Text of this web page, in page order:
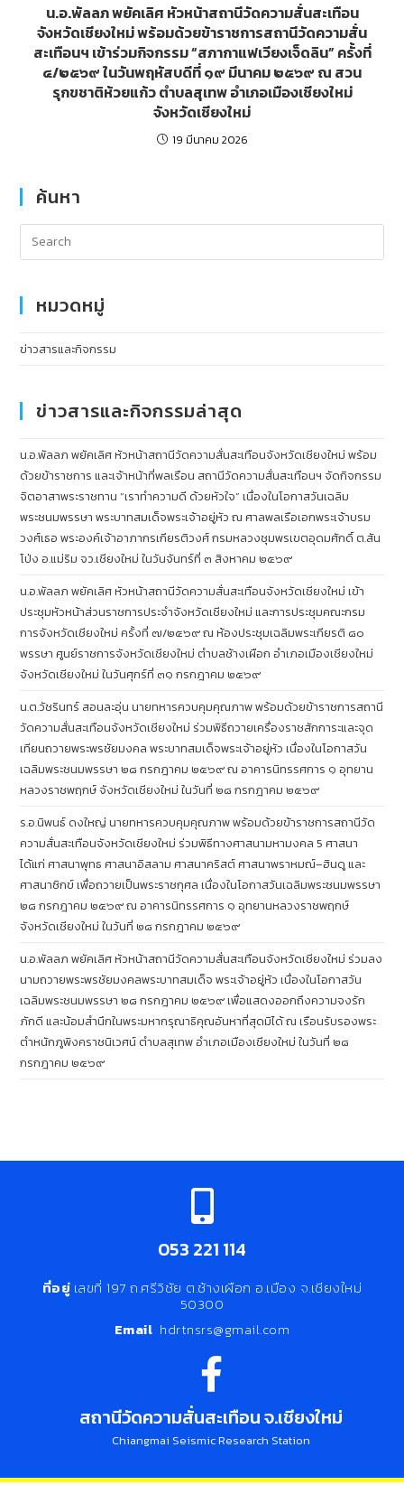
น.อ.พัลลภ พยัคเลิศ หัวหน้าสถานีวัดความสั่นสะเทือน
จังหวัดเชียงใหม่ พร้อมด้วยข้าราชการสถานีวัดความสั่น
สะเทือนฯ เข้าร่วมกิจกรรม “สภากาแฟเวียงเจ็ดลิน” ครั้งที่
๔/๒๕๖๙ ในวันพฤหัสบดีที่ ๑๙ มีนาคม ๒๕๖๙ ณ สวน
รุกขชาติห้วยแก้ว ตำบลสุเทพ อำเภอเมืองเชียงใหม่
จังหวัดเชียงใหม่
19 มีนาคม 2026
ค้นหา
หมวดหมู่
ข่าวสารและกิจกรรม
ข่าวสารและกิจกรรมล่าสุด
น.อ.พัลลภ พยัคเลิศ หัวหน้าสถานีวัดความสั่นสะเทือนจังหวัดเชียงใหม่ พร้อม
ด้วยข้าราชการ และเจ้าหน้าที่พลเรือน สถานีวัดความสั่นสะเทือนฯ จัดกิจกรรม
จิตอาสาพระราชทาน “เราทำความดี ด้วยหัวใจ” เนื่องในโอกาสวันเฉลิม
พระชนมพรรษา พระบาทสมเด็จพระเจ้าอยู่หัว ณ ศาลพลเรือเอกพระเจ้าบรม
วงศ์เธอ พระองค์เจ้าอาภากรเกียรติวงศ์ กรมหลวงชุมพรเขตอุดมศักดิ์ ต.สัน
โป่ง อ.แม่ริม จว.เชียงใหม่ ในวันจันทร์ที่ ๓ สิงหาคม ๒๕๖๙
น.อ.พัลลภ พยัคเลิศ หัวหน้าสถานีวัดความสั่นสะเทือนจังหวัดเชียงใหม่ เข้า
ประชุมหัวหน้าส่วนราชการประจำจังหวัดเชียงใหม่ และการประชุมคณะกรม
การจังหวัดเชียงใหม่ ครั้งที่ ๗/๒๕๖๙ ณ ห้องประชุมเฉลิมพระเกียรติ ๘๐
พรรษา ศูนย์ราชการจังหวัดเชียงใหม่ ตำบลช้างเผือก อำเภอเมืองเชียงใหม่
จังหวัดเชียงใหม่ ในวันศุกร์ที่ ๓๑ กรกฎาคม ๒๕๖๙
น.ต.วัชรินทร์ สอนละอุ่น นายทหารควบคุมคุณภาพ พร้อมด้วยข้าราชการสถานี
วัดความสั่นสะเทือนจังหวัดเชียงใหม่ ร่วมพิธีถวายเครื่องราชสักการะและจุด
เทียนถวายพระพรชัยมงคล พระบาทสมเด็จพระเจ้าอยู่หัว เนื่องในโอกาสวัน
เฉลิมพระชนมพรรษา ๒๘ กรกฎาคม ๒๕๖๙ ณ อาคารนิทรรศการ ๑ อุทยาน
หลวงราชพฤกษ์ จังหวัดเชียงใหม่ ในวันที่ ๒๘ กรกฎาคม ๒๕๖๙
ร.อ.นิพนธ์ ดงใหญ่ นายทหารควบคุมคุณภาพ พร้อมด้วยข้าราชการสถานีวัด
ความสั่นสะเทือนจังหวัดเชียงใหม่ ร่วมพิธีทางศาสนามหามงคล 5 ศาสนา
ได้แก่ ศาสนาพุทธ ศาสนาอิสลาม ศาสนาคริสต์ ศาสนาพราหมณ์–ฮินดู และ
ศาสนาซิกข์ เพื่อถวายเป็นพระราชกุศล เนื่องในโอกาสวันเฉลิมพระชนมพรรษา
๒๘ กรกฎาคม ๒๕๖๙ ณ อาคารนิทรรศการ ๑ อุทยานหลวงราชพฤกษ์
จังหวัดเชียงใหม่ ในวันที่ ๒๘ กรกฎาคม ๒๕๖๙
น.อ.พัลลภ พยัคเลิศ หัวหน้าสถานีวัดความสั่นสะเทือนจังหวัดเชียงใหม่ ร่วมลง
นามถวายพระพรชัยมงคลพระบาทสมเด็จ พระเจ้าอยู่หัว เนื่องในโอกาสวัน
เฉลิมพระชนมพรรษา ๒๘ กรกฎาคม ๒๕๖๙ เพื่อแสดงออกถึงความจงรัก
ภักดี และน้อมสำนึกในพระมหากรุณาธิคุณอันหาที่สุดมิได้ ณ เรือนรับรองพระ
ตำหนักภูพิงคราชนิเวศน์ ตำบลสุเทพ อำเภอเมืองเชียงใหม่ ในวันที่ ๒๘
กรกฎาคม ๒๕๖๙
053 221 114
ที่อยู่ เลขที่ 197 ถ.ศรีวิชัย ต.ช้างเผือก อ.เมือง จ.เชียงใหม่
50300
Email hdrtnsrs@gmail.com
สถานีวัดความสั่นสะเทือน จ.เชียงใหม่
Chiangmai Seismic Research Station